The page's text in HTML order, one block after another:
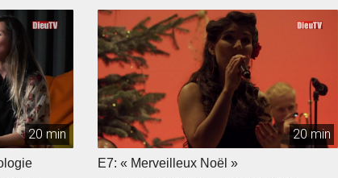
« Une
tenté
en toute
documentaire. Voyage au coeur d’un
paysage dévasté qui fait écho à sa propre
fragilité.
20 min 20 min
E7: « Merveilleux Noël »